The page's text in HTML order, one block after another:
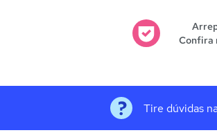
Confira
Tire dúvidas